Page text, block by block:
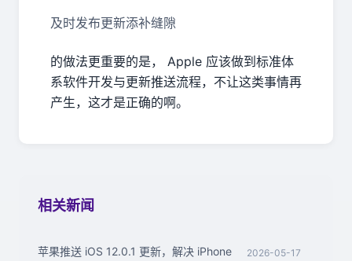
及时发布更新添补缝隙
的做法更重要的是， Apple 应该做到标准体
系软件开发与更新推送流程，不让这类事情再
产生，这才是正确的啊。
相关新闻
苹果推送 iOS 12.0.1 更新，解决 iPhone
2026-05-17